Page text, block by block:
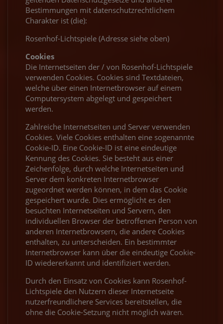
Bestimmungen mit datenschutzrechtlichem
Charakter ist (die):
Rosenhof-Lichtspiele (Adresse siehe oben)
Cookies
Die Internetseiten der / von Rosenhof-Lichtspiele
verwenden Cookies. Cookies sind Textdateien,
welche über einen Internetbrowser auf einem
Computersystem abgelegt und gespeichert
werden.
Zahlreiche Internetseiten und Server verwenden
Cookies. Viele Cookies enthalten eine sogenannte
Cookie-ID. Eine Cookie-ID ist eine eindeutige
Kennung des Cookies. Sie besteht aus einer
Zeichenfolge, durch welche Internetseiten und
Server dem konkreten Internetbrowser
zugeordnet werden können, in dem das Cookie
gespeichert wurde. Dies ermöglicht es den
besuchten Internetseiten und Servern, den
individuellen Browser der betroffenen Person von
anderen Internetbrowsern, die andere Cookies
enthalten, zu unterscheiden. Ein bestimmter
Internetbrowser kann über die eindeutige Cookie-
ID wiedererkannt und identifiziert werden.
Durch den Einsatz von Cookies kann Rosenhof-
Lichtspiele den Nutzern dieser Internetseite
nutzerfreundlichere Services bereitstellen, die
ohne die Cookie-Setzung nicht möglich wären.